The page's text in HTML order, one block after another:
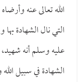
الله تعالى عنه
التي نال الشهادة
عليه وسلم أنه
الشهادة في سبيل